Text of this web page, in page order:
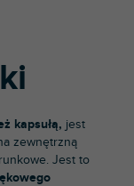
kapsułą, jest
zewnętrzną
Jest to